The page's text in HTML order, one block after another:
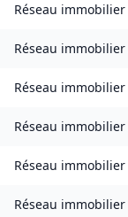
Réseau immobilier
Réseau immobilier
Réseau immobilier
Réseau immobilier
Réseau immobilier
Réseau immobilier